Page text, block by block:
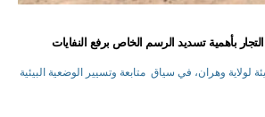
بأهمية تسديد الرسم الخاص برفع النفايات
البيئة لولاية وهران، في سياق متابعة وتسيير الوضعية البيئية